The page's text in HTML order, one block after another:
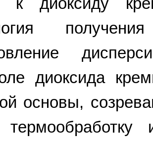
диоксида
основы,
термообработку